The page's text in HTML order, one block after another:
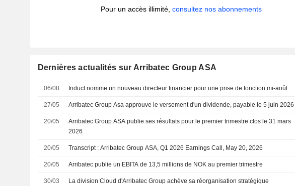
Pour un accès illimité,consultez nos abonnements
Dernières actualités sur Arribatec Group ASA
06/08 Induct nomme un nouveau directeur financier pour une prise de fonction mi-août
27/05 Arribatec Group Asa approuve le versement d'un dividende, payable le 5 juin 2026
20/05
Arribatec Group ASA publie ses résultats pour le premier trimestre clos le 31 mars
2026
20/05 Transcript : Arribatec Group ASA, Q1 2026 Earnings Call, May 20, 2026
20/05 Arribatec publie un EBITA de 13,5 millions de NOK au premier trimestre
30/03 La division Cloud d'Arribatec Group achève sa réorganisation stratégique